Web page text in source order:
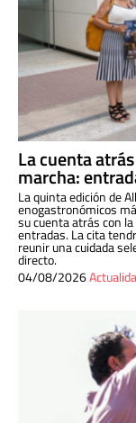
La cuenta
marcha:
La quinta edición de
enogastronómicos
su cuenta atrás con
entradas. La cita
reunir una cuidada
directo.
04/08/2026